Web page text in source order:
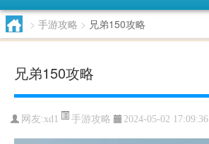
> 手游攻略 > 兄弟150攻略
兄弟150攻略
网友:xd1 手游攻略 2024-05-02 17:09:36